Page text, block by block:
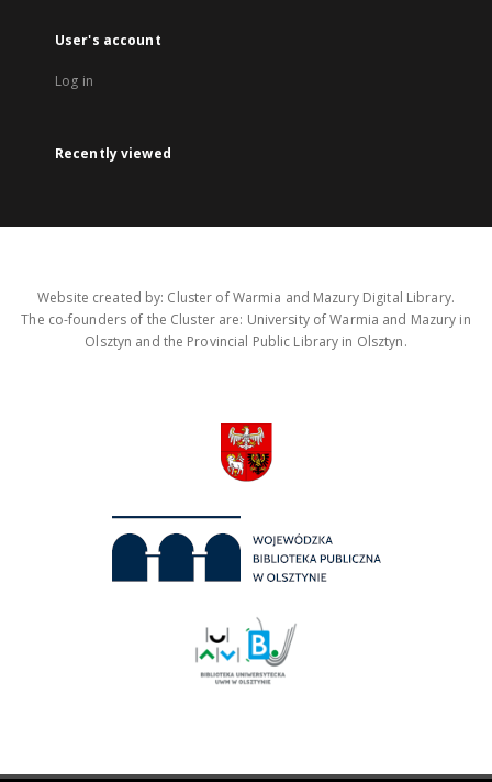
User's account
Log in
Recently viewed
Website created by: Cluster of Warmia and Mazury Digital Library.
The co-founders of the Cluster are: University of Warmia and Mazury in
Olsztyn and the Provincial Public Library in Olsztyn.